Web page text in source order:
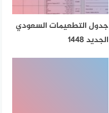
جدول التطعيمات السعودي
الجديد 1448